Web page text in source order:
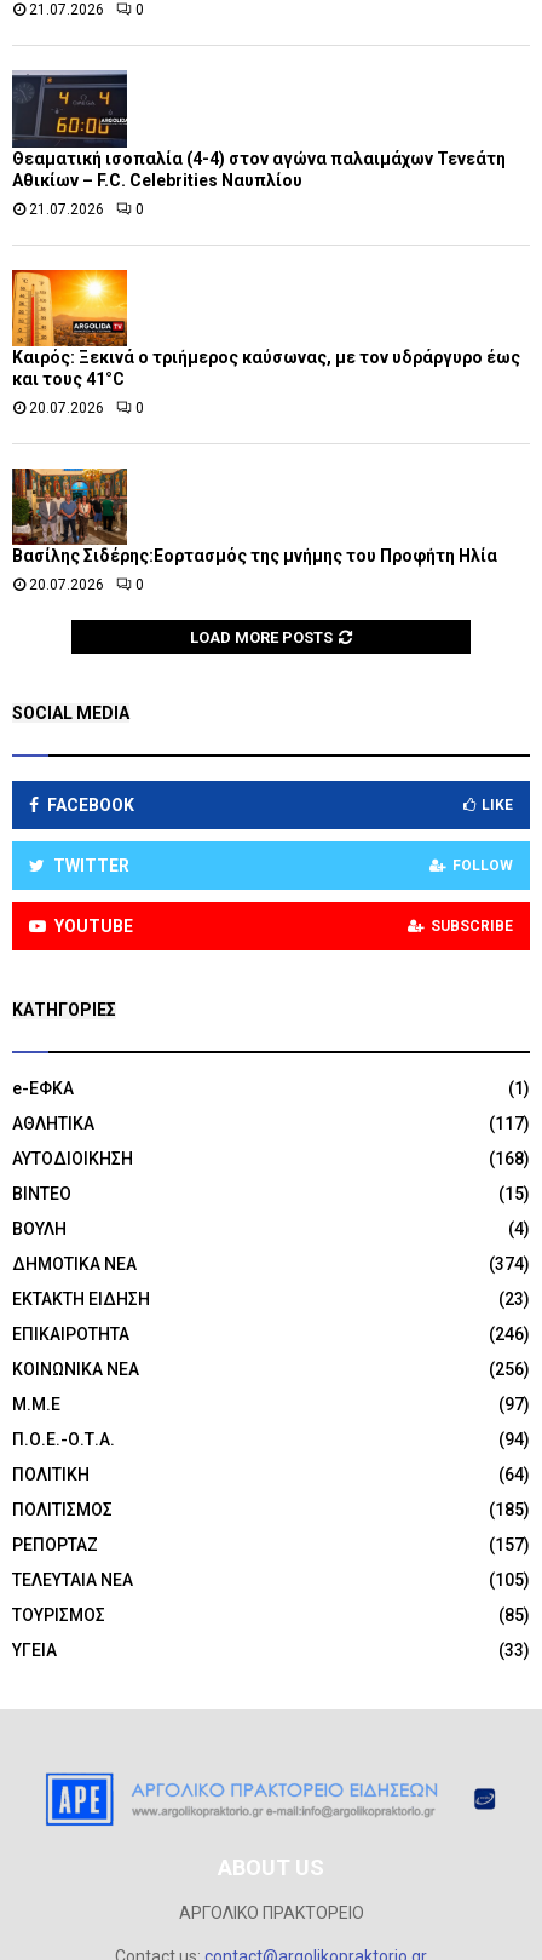
21.07.2026 0
Θεαματική ισοπαλία (4-4) στον αγώνα παλαιμάχων Τενεάτη
Αθικίων – F.C. Celebrities Ναυπλίου
21.07.2026 0
Καιρός: Ξεκινά ο τριήμερος καύσωνας, με τον υδράργυρο έως
και τους 41°C
20.07.2026 0
Βασίλης Σιδέρης:Εορτασμός της μνήμης του Προφήτη Ηλία
20.07.2026 0
LOAD MORE POSTS
SOCIAL MEDIA
FACEBOOK LIKE
TWITTER FOLLOW
YOUTUBE SUBSCRIBE
KΑΤΗΓΟΡΊΕΣ
e-ΕΦΚΑ
(1)
ΑΘΛΗΤΙΚΑ
(117)
ΑΥΤΟΔΙΟΙΚΗΣΗ
(168)
ΒΙΝΤΕΟ
(15)
ΒΟΥΛΗ
(4)
ΔΗΜΟΤΙΚΑ ΝΕΑ
(374)
ΕΚΤΑΚΤΗ ΕΙΔΗΣΗ
(23)
ΕΠΙΚΑΙΡΟΤΗΤΑ
(246)
ΚΟΙΝΩΝΙΚΑ ΝΕΑ
(256)
Μ.Μ.Ε
(97)
Π.Ο.Ε.-Ο.Τ.Α.
(94)
ΠΟΛΙΤΙΚΗ
(64)
ΠΟΛΙΤΙΣΜΟΣ
(185)
ΡΕΠΟΡΤΑΖ
(157)
ΤΕΛΕΥΤΑΙΑ ΝΕΑ
(105)
ΤΟΥΡΙΣΜΟΣ
(85)
ΥΓΕΙΑ
(33)
ABOUT US
ΑΡΓΟΛΙΚΟ ΠΡΑΚΤΟΡΕΙΟ